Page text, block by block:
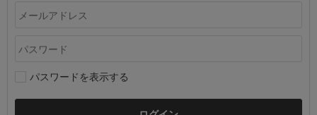
パスワードを表示する